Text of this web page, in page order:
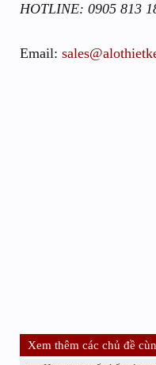
HOTLINE: 0905 813
Email:
Xem thêm các chủ đề